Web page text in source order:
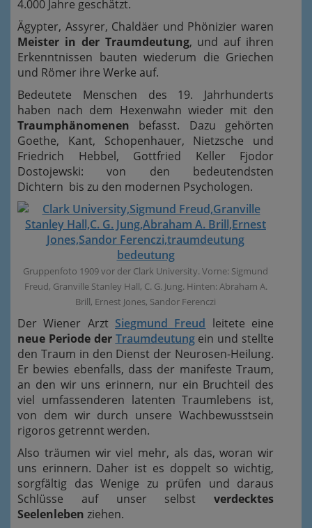
4.000 Jahre geschätzt.
Ägypter, Assyrer, Chaldäer und Phönizier waren
Meister in der Traumdeutung, und auf ihren
Erkenntnissen bauten wiederum die Griechen
und Römer ihre Werke auf.
Bedeutete Menschen des 19. Jahrhunderts
haben nach dem Hexenwahn wieder mit den
Traumphänomenen befasst. Dazu gehörten
Goethe, Kant, Schopenhauer, Nietzsche und
Friedrich Hebbel, Gottfried Keller Fjodor
Dostojewski: von den bedeutendsten
Dichtern bis zu den modernen Psychologen.
Gruppenfoto 1909 vor der Clark University. Vorne: Sigmund
Freud, Granville Stanley Hall, C. G. Jung. Hinten: Abraham A.
Brill, Ernest Jones, Sandor Ferenczi
Der Wiener Arzt Siegmund Freud leitete eine
neue Periode der Traumdeutungein und stellte
den Traum in den Dienst der Neurosen-Heilung.
Er bewies ebenfalls, dass der manifeste Traum,
an den wir uns erinnern, nur ein Bruchteil des
viel umfassenderen latenten Traumlebens ist,
von dem wir durch unsere Wachbewusstsein
rigoros getrennt werden.
Also träumen wir viel mehr, als das, woran wir
uns erinnern. Daher ist es doppelt so wichtig,
sorgfältig das Wenige zu prüfen und daraus
Schlüsse auf unser selbst verdecktes
Seelenleben ziehen.